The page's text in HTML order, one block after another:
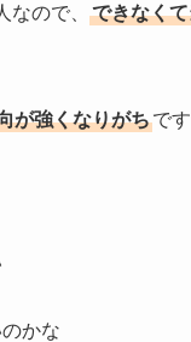
ので、
できなく
が強くなりがちで
かな